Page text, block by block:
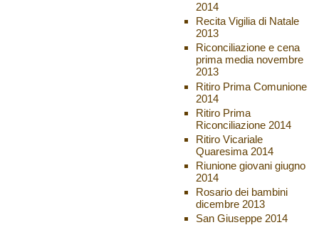
2014
Recita Vigilia di Natale
2013
Riconciliazione e cena
prima media novembre
2013
Ritiro Prima Comunione
2014
Ritiro Prima
Riconciliazione 2014
Ritiro Vicariale
Quaresima 2014
Riunione giovani giugno
2014
Rosario dei bambini
dicembre 2013
San Giuseppe 2014